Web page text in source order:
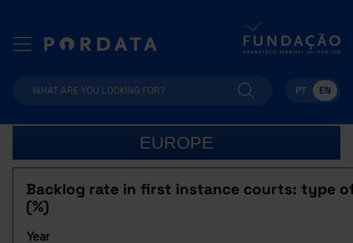
PT EN
EUROPE
Backlog rate in first instance courts: type
(%)
Year